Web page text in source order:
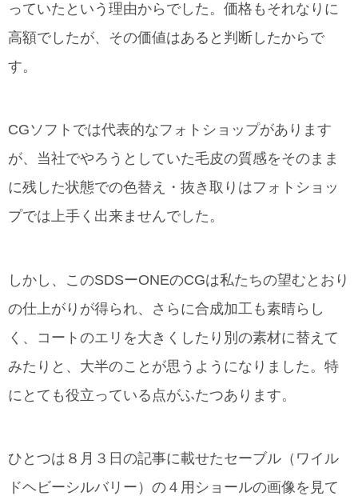
っていたという理由からでした。価格もそれなりに
高額でしたが、その価値はあると判断したからで
す。
CGソフトでは代表的なフォトショップがあります
が、当社でやろうとしていた毛皮の質感をそのまま
に残した状態での色替え・抜き取りはフォトショッ
プでは上手く出来ませんでした。
しかし、このSDSーONEのCGは私たちの望むとおり
の仕上がりが得られ、さらに合成加工も素晴らし
く、コートのエリを大きくしたり別の素材に替えて
みたりと、大半のことが思うようになりました。特
にとても役立っている点がふたつあります。
ひとつは８月３日の記事に載せたセーブル（ワイル
ドヘビーシルバリー）の４用ショールの画像を見て